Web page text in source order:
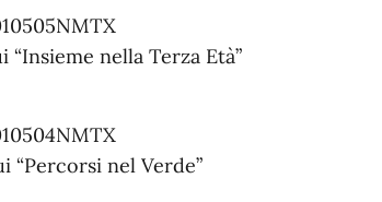
nella Terza Età”
“Percorsi nel Verde”